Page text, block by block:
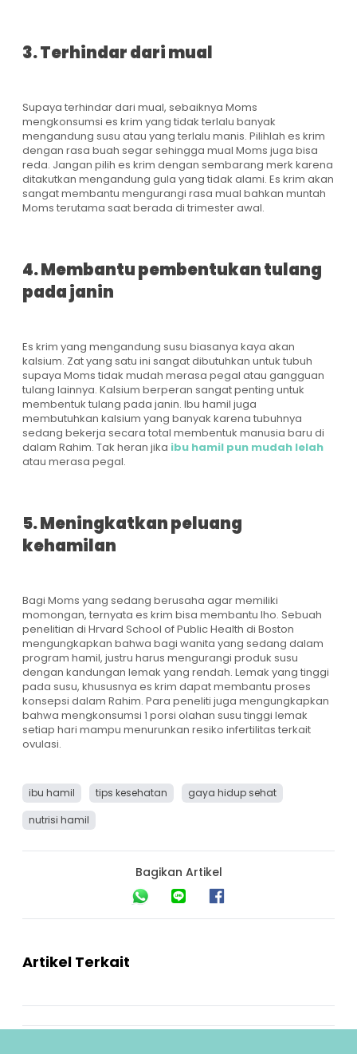
3. Terhindar dari mual
Supaya terhindar dari mual, sebaiknya Moms
mengkonsumsi es krim yang tidak terlalu banyak
mengandung susu atau yang terlalu manis. Pilihlah es krim
dengan rasa buah segar sehingga mual Moms juga bisa
reda. Jangan pilih es krim dengan sembarang merk karena
ditakutkan mengandung gula yang tidak alami. Es krim akan
sangat membantu mengurangi rasa mual bahkan muntah
Moms terutama saat berada di trimester awal.
4. Membantu pembentukan tulang
pada janin
Es krim yang mengandung susu biasanya kaya akan
kalsium. Zat yang satu ini sangat dibutuhkan untuk tubuh
supaya Moms tidak mudah merasa pegal atau gangguan
tulang lainnya. Kalsium berperan sangat penting untuk
membentuk tulang pada janin. Ibu hamil juga
membutuhkan kalsium yang banyak karena tubuhnya
sedang bekerja secara total membentuk manusia baru di
dalam Rahim. Tak heran jika ibu hamil pun mudah lelah
atau merasa pegal.
5. Meningkatkan peluang
kehamilan
Bagi Moms yang sedang berusaha agar memiliki
momongan, ternyata es krim bisa membantu lho. Sebuah
penelitian di Hrvard School of Public Health di Boston
mengungkapkan bahwa bagi wanita yang sedang dalam
program hamil, justru harus mengurangi produk susu
dengan kandungan lemak yang rendah. Lemak yang tinggi
pada susu, khususnya es krim dapat membantu proses
konsepsi dalam Rahim. Para peneliti juga mengungkapkan
bahwa mengkonsumsi 1 porsi olahan susu tinggi lemak
setiap hari mampu menurunkan resiko infertilitas terkait
ovulasi.
ibu hamil tips kesehatan
gaya hidup sehat
nutrisi hamil
Bagikan Artikel
Artikel Terkait